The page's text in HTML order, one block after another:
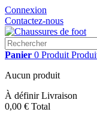
Connexion
Contactez-nous
Panier 0 Produit
Aucun produit
À définirLivraison
0,00 € Total